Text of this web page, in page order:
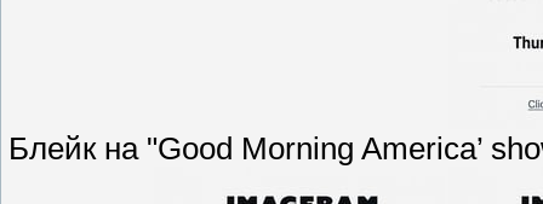
Блейк на "Good Morning America’